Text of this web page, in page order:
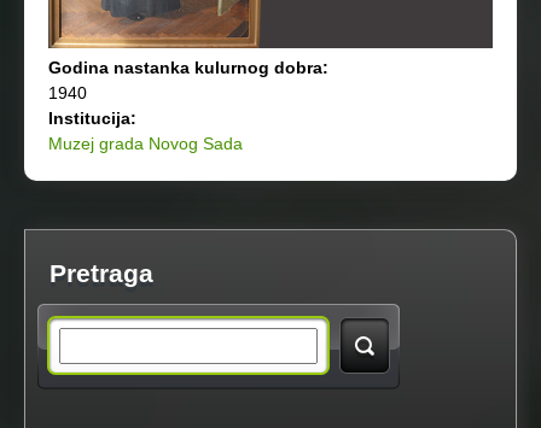
Godina nastanka kulurnog dobra:
1940
Institucija:
Muzej grada Novog Sada
Pretraga